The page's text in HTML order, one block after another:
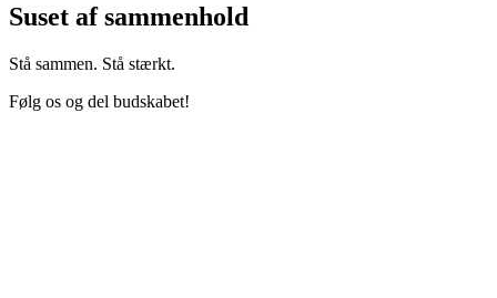
Suset af sammenhold
Stå sammen. Stå stærkt.
Følg os og del budskabet!